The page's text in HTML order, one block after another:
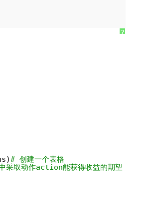
?
# 创建一个表格
取动作action能获得收益的期望，即行为值